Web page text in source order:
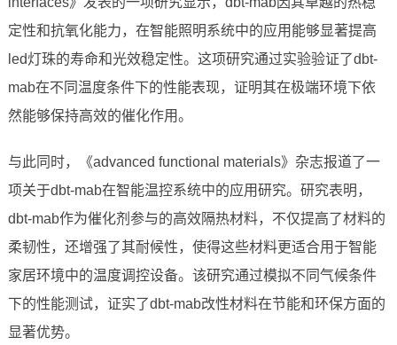
定性和抗氧化能力，在智能照明系统中的应用能够显著提高
led灯珠的寿命和光效稳定性。这项研究通过实验验证了dbt-
mab在不同温度条件下的性能表现，证明其在极端环境下依
然能够保持高效的催化作用。
与此同时，《advanced functional materials》杂志报道了一
项关于dbt-mab在智能温控系统中的应用研究。研究表明，
dbt-mab作为催化剂参与的高效隔热材料，不仅提高了材料的
柔韧性，还增强了其耐候性，使得这些材料更适合用于智能
家居环境中的温度调控设备。该研究通过模拟不同气候条件
下的性能测试，证实了dbt-mab改性材料在节能和环保方面的
显著优势。